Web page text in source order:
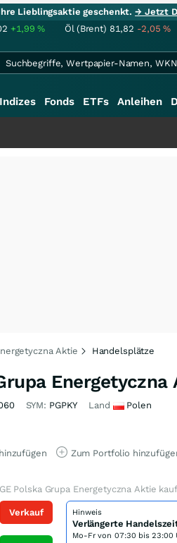
Lieblingsaktie geschenkt.→ Jetzt
+1,99% Öl (Brent) 81,82 -2,05%
Indizes Fonds ETFs Anleihen
Aktie Handelsplätze
Energetyczna
SYM: PGPKY Land Polen
Zum Portfolio
Polska Grupa Energetyczna Aktie
Verkauf Hinweis
Verlängerte
Mo-Fr von 07:30 bis 23:00